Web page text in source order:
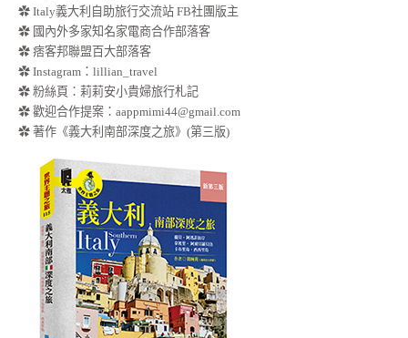
✿ Italy義大利自助旅行交流站 FB社團版主
✿ 國內外多家知名家電商合作部落客
✿ 痞客邦聯盟百大部落客
✿ Instagram：lillian_travel
✿ 粉絲頁：莉莉安小貴婦旅行札記
✿ 歡迎合作提案： aappmimi44@gmail.com
✿ 著作《義大利南部深度之旅》(第三版)